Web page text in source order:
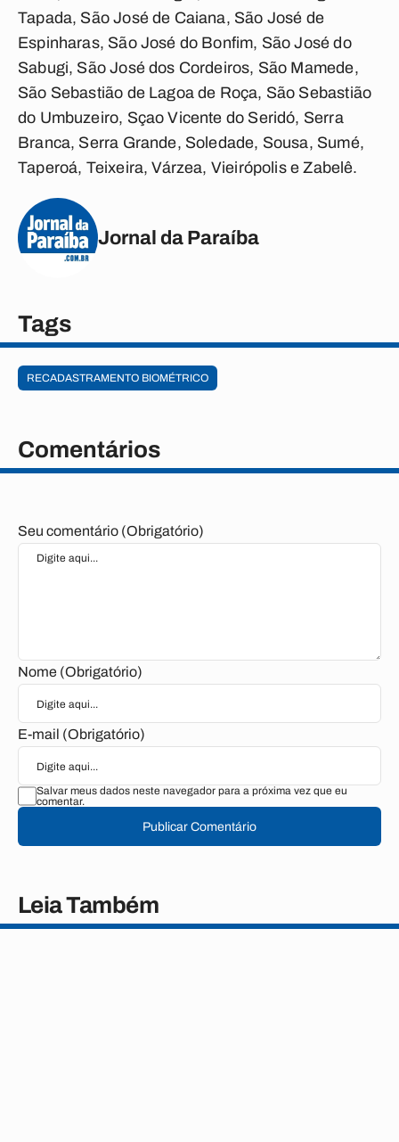
Tapada, São José de Caiana, São José de
Espinharas, São José do Bonfim, São José do
Sabugi, São José dos Cordeiros, São Mamede,
São Sebastião de Lagoa de Roça, São Sebastião
do Umbuzeiro, Sçao Vicente do Seridó, Serra
Branca, Serra Grande, Soledade, Sousa, Sumé,
Taperoá, Teixeira, Várzea, Vieirópolis e Zabelê.
Jornal da Paraíba
Tags
RECADASTRAMENTO BIOMÉTRICO
Comentários
Seu comentário (Obrigatório)
Nome (Obrigatório)
E-mail (Obrigatório)
Salvar meus dados neste navegador para a próxima vez que eu
comentar.
Publicar Comentário
Leia Também